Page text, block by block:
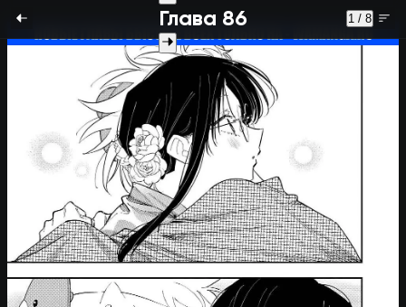
Глава 86 1 / 8